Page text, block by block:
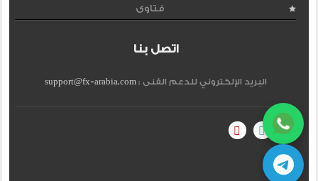
فتاوى
اتصل بنا
البريد الإلكتروني للدعم الفنى :support@fx-arabia.com